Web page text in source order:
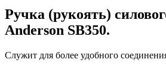
Ручка (рукоять)
Anderson SB350.
Служит для более удобного